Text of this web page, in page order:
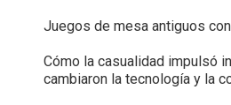
Juegos de mesa antiguos
Cómo la casualidad impulsó
cambiaron la tecnología y la